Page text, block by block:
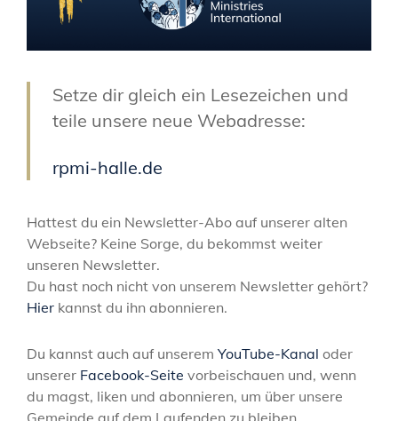
Setze dir gleich ein Lesezeichen und
teile unsere neue Webadresse:
rpmi-halle.de
Hattest du ein Newsletter-Abo auf unserer alten
Webseite? Keine Sorge, du bekommst weiter
unseren Newsletter.
Du hast noch nicht von unserem Newsletter gehört?
Hier kannst du ihn abonnieren.
Du kannst auch auf unserem YouTube-Kanal oder
unserer Facebook-Seite vorbeischauen und, wenn
du magst, liken und abonnieren, um über unsere
Gemeinde auf dem Laufenden zu bleiben.